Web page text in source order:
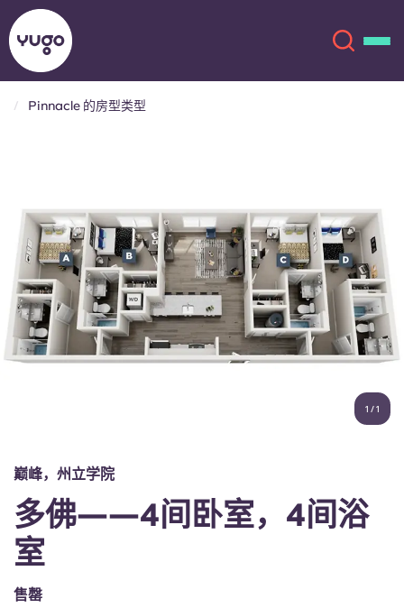
更多
Chinese
登录
Chinese Español
Català Deutsch
Italian French
Pinnacle 的房型类型
1 /1
巅峰，州立学院
多佛——4间卧室，4间浴
室
售罄